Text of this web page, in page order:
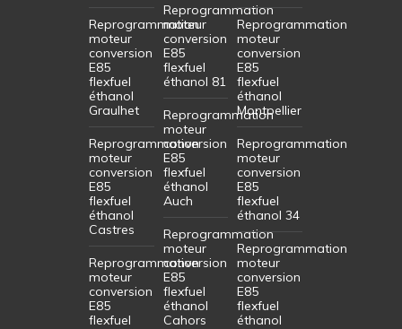
Reprogrammation
moteur
conversion
E85
flexfuel
éthanol
Graulhet
Reprogrammation
moteur
conversion
E85
flexfuel
éthanol
Castres
Reprogrammation
moteur
conversion
E85
flexfuel
Reprogrammation
moteur
conversion
E85
flexfuel
éthanol 81
Reprogrammation
moteur
conversion
E85
flexfuel
éthanol
Auch
Reprogrammation
moteur
conversion
E85
flexfuel
éthanol
Cahors
Reprogrammation
moteur
conversion
E85
flexfuel
éthanol
Montpellier
Reprogrammation
moteur
conversion
E85
flexfuel
éthanol 34
Reprogrammation
moteur
conversion
E85
flexfuel
éthanol